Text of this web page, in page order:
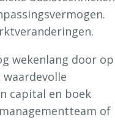
wekenlang door op
capital en boek
of